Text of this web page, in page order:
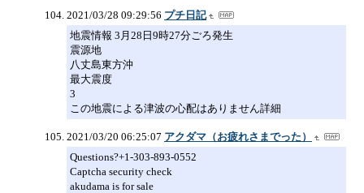
2021/03/28 09:29:56 プチ日記
地震情報 3月28日9時27分ごろ発生
震源地
八丈島東方沖
最大震度
3
この地震による津波の心配はありません詳細
2021/03/20 06:25:07 アクダマ（お疲れさまでった）
Questions?+1-303-893-0552
Captcha security check
akudama is for sale